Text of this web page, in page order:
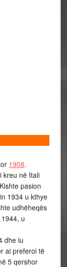
1908.
kreu në Itali
pasion
1934 u kthye
udhëheqës
u
dhe iu
ai preferoi të
5 qershor